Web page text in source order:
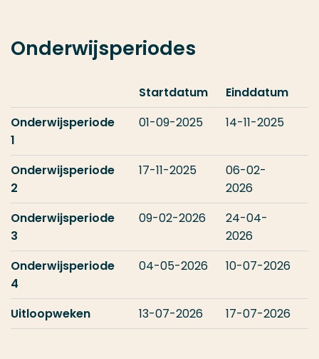
Onderwijsperiodes
Startdatum
Einddatum
Onderwijsperiode
1
01-09-2025 14-11-2025
Onderwijsperiode
2
17-11-2025
06-02-
2026
Onderwijsperiode
3
09-02-2026
24-04-
2026
Onderwijsperiode
4
04-05-2026 10-07-2026
Uitloopweken 13-07-2026 17-07-2026